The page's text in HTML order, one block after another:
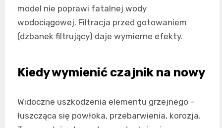
model nie poprawi fatalnej wody
wodociągowej. Filtracja przed gotowaniem
(dzbanek filtrujący) daje wymierne efekty.
Kiedy wymienić czajnik na nowy
Widoczne uszkodzenia elementu grzejnego –
łuszcząca się powłoka, przebarwienia, korozja.